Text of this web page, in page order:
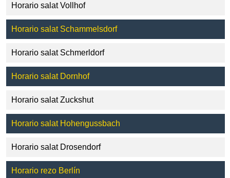
Horario salat Vollhof
Horario salat Schammelsdorf
Horario salat Schmerldorf
Horario salat Dornhof
Horario salat Zuckshut
Horario salat Hohengussbach
Horario salat Drosendorf
Horario rezo Berlín